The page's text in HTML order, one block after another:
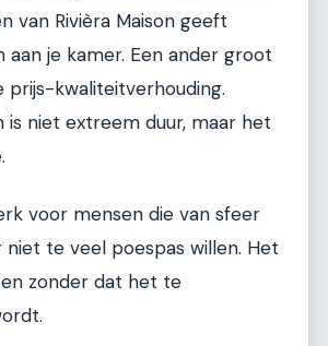
van Rivièra Maison geeft
aan je kamer. Een ander groot
prijs-kwaliteitverhouding.
is niet extreem duur, maar het
voor mensen die van sfeer
niet te veel poespas willen. Het
zonder dat het te